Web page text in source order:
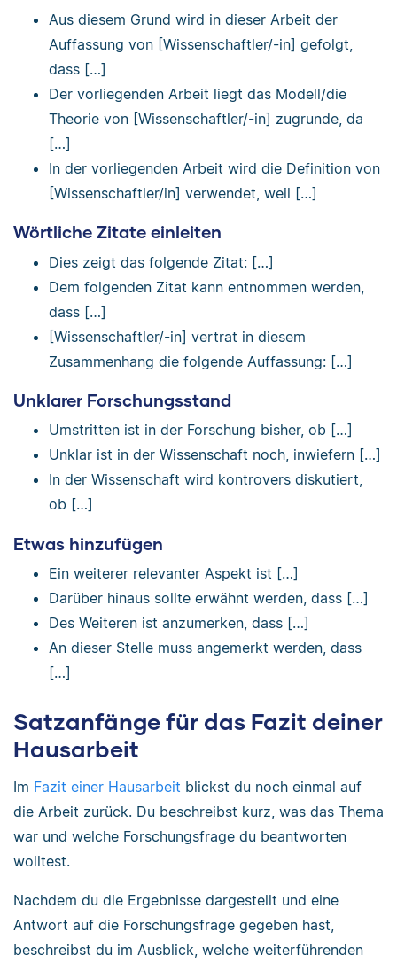
Aus diesem Grund wird in dieser Arbeit der
Auffassung von [Wissenschaftler/-in] gefolgt,
dass […]
Der vorliegenden Arbeit liegt das Modell/die
Theorie von [Wissenschaftler/-in] zugrunde, da
[…]
In der vorliegenden Arbeit wird die Definition von
[Wissenschaftler/in] verwendet, weil […]
Wörtliche Zitate einleiten
Dies zeigt das folgende Zitat: […]
Dem folgenden Zitat kann entnommen werden,
dass […]
[Wissenschaftler/-in] vertrat in diesem
Zusammenhang die folgende Auffassung: […]
Unklarer Forschungsstand
Umstritten ist in der Forschung bisher, ob […]
Unklar ist in der Wissenschaft noch, inwiefern […]
In der Wissenschaft wird kontrovers diskutiert,
ob […]
Etwas hinzufügen
Ein weiterer relevanter Aspekt ist […]
Darüber hinaus sollte erwähnt werden, dass […]
Des Weiteren ist anzumerken, dass […]
An dieser Stelle muss angemerkt werden, dass
[…]
Satzanfänge für das Fazit deiner
Hausarbeit
Im Fazit einer Hausarbeit blickst du noch einmal auf
die Arbeit zurück. Du beschreibst kurz, was das Thema
war und welche Forschungsfrage du beantworten
wolltest.
Nachdem du die Ergebnisse dargestellt und eine
Antwort auf die Forschungsfrage gegeben hast,
beschreibst du im Ausblick, welche weiterführenden